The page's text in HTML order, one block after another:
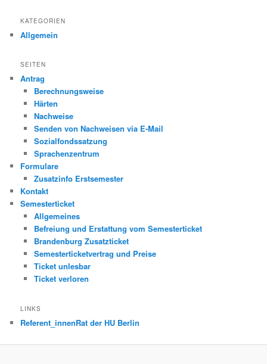
KATEGORIEN
Allgemein
SEITEN
Antrag
Berechnungsweise
Härten
Nachweise
Senden von Nachweisen via E-Mail
Sozialfondssatzung
Sprachenzentrum
Formulare
Zusatzinfo Erstsemester
Kontakt
Semesterticket
Allgemeines
Befreiung und Erstattung vom Semesterticket
Brandenburg Zusatzticket
Semesterticketvertrag und Preise
Ticket unlesbar
Ticket verloren
LINKS
Referent_innenRat der HU Berlin